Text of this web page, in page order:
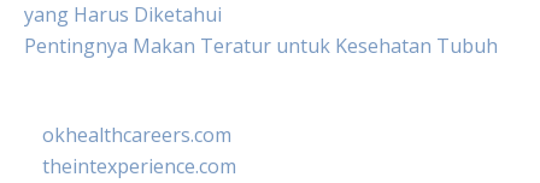
yang Harus Diketahui
Pentingnya Makan Teratur untuk Kesehatan Tubuh
okhealthcareers.com
theintexperience.com